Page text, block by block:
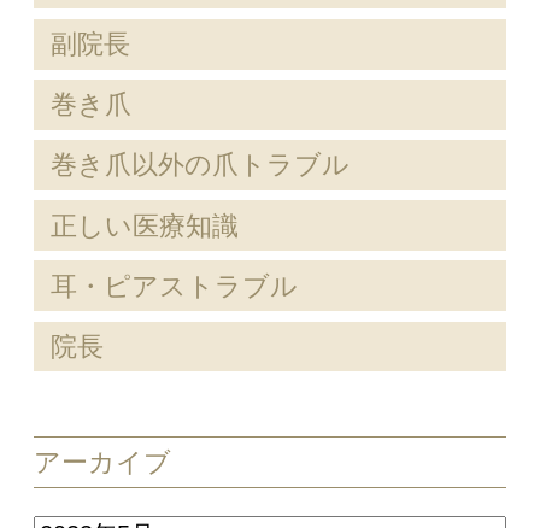
副院長
巻き爪
巻き爪以外の爪トラブル
正しい医療知識
耳・ピアストラブル
院長
アーカイブ